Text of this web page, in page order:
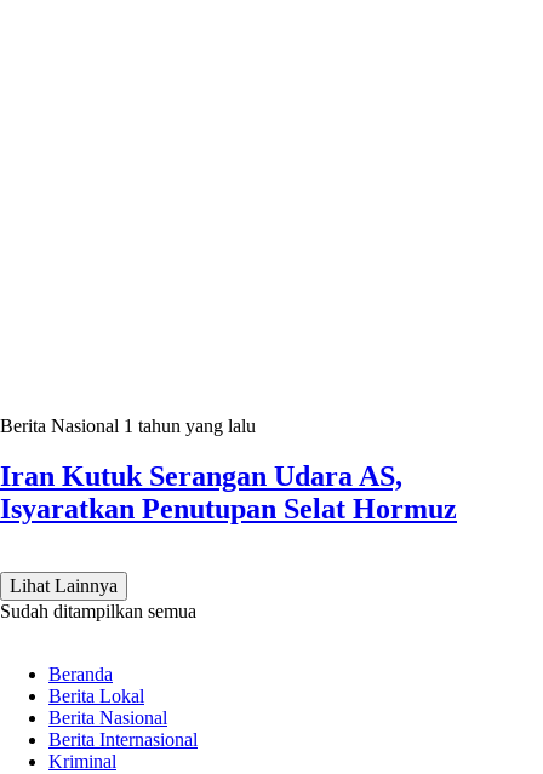
Berita Nasional 1 tahun yang lalu
Iran Kutuk Serangan Udara AS,
Isyaratkan Penutupan Selat Hormuz
Lihat Lainnya
Sudah ditampilkan semua
Beranda
Berita Lokal
Berita Nasional
Berita Internasional
Kriminal